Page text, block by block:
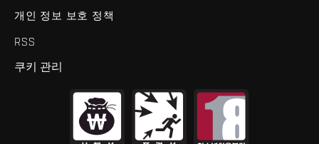
개인 정보 보호 정책
RSS
쿠키 관리